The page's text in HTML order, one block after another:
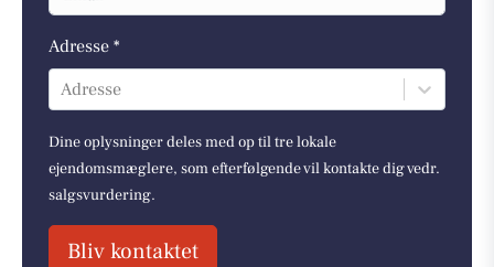
Adresse *
Adresse
Dine oplysninger deles med op til tre lokale
ejendomsmæglere, som efterfølgende vil kontakte dig vedr.
salgsvurdering.
Bliv kontaktet